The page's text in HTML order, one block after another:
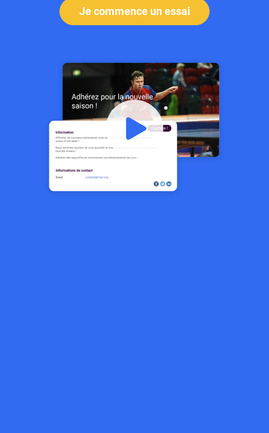
Je commence un essai